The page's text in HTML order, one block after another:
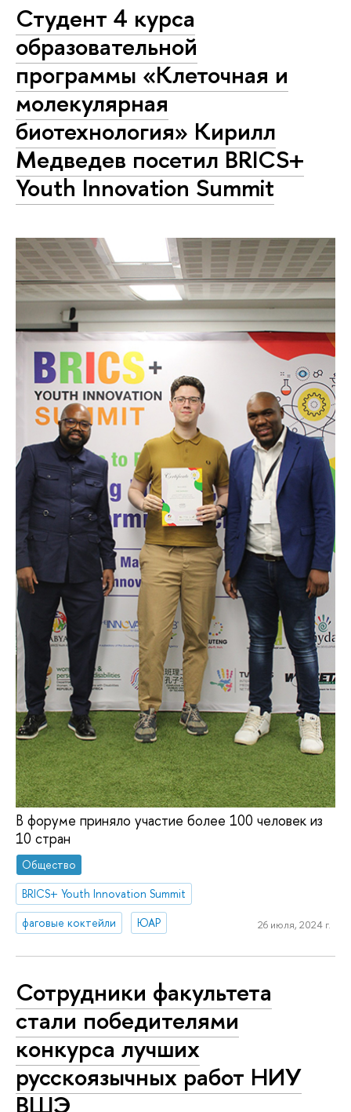
Студент 4 курса
образовательной
программы «Клеточная и
молекулярная
биотехнология» Кирилл
Медведев посетил BRICS+
Youth Innovation Summit
В форуме приняло участие более 100 человек из
10 стран
Общество
BRICS+ Youth Innovation Summit
фаговые коктейли
ЮАР 26 июля, 2024 г.
Сотрудники факультета
стали победителями
конкурса лучших
русскоязычных работ НИУ
ВШЭ